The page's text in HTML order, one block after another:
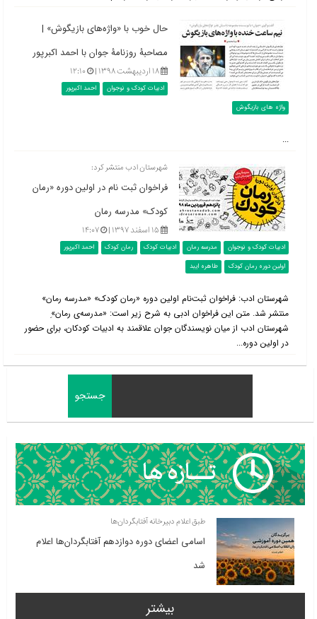
حال خوب با «واژه‌های بازیگوش» |
مصاحبۀ روزنامۀ جوان با احمد اکبرپور
۱۸ اردیبهشت ۱۳۹۸ | ۱۲:۱۰
ادبیات کودک و نوجوان
احمد اکبرپور
واژه های بازیگوش
...
شهرستان ادب منتشر کرد:
فراخوان ثبت نام در اولین دوره «رمان
کودک» مدرسه رمان
۱۵ اسفند ۱۳۹۷ | ۱۴:۰۷
ادبیات کودک و نوجوان مدرسه رمان ادبیات کودک رمان کودک
احمد اکبرپور
اولین دوره رمان کودک
طاهره ایبد
شهرستان ادب: فراخوان ثبت‌نام اولین دوره «رمان کودک» «مدرسه رمان»
منتشر شد. متن این فراخوان ادبی به شرح زیر است: «مدرسه‌ی رمان»ِ
شهرستان ادب از میان نویسندگان جوان علاقمند به ادبیات کودکان، برای حضور
در اولین دوره‌...
طبق اعلام دبیرخانه آفتابگردان‌ها
اسامی اعضای دوره دوازدهم آفتابگردان‌ها اعلام
شد
بیشتر